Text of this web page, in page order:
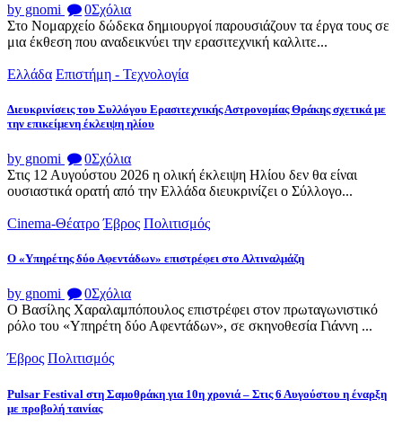
by gnomi 0Σχόλια
Στο Νομαρχείο δώδεκα δημιουργοί παρουσιάζουν τα έργα τους σε
μια έκθεση που αναδεικνύει την ερασιτεχνική καλλιτε...
Ελλάδα Επιστήμη - Τεχνολογία
Διευκρινίσεις του Συλλόγου Ερασιτεχνικής Αστρονομίας Θράκης σχετικά με
την επικείμενη έκλειψη ηλίου
by gnomi 0Σχόλια
Στις 12 Αυγούστου 2026 η ολική έκλειψη Ηλίου δεν θα είναι
ουσιαστικά ορατή από την Ελλάδα διευκρινίζει ο Σύλλογο...
Cinema-Θέατρο Έβρος Πολιτισμός
Ο «Υπηρέτης δύο Αφεντάδων» επιστρέφει στο Αλτιναλμάζη
by gnomi 0Σχόλια
Ο Βασίλης Χαραλαμπόπουλος επιστρέφει στον πρωταγωνιστικό
ρόλο του «Υπηρέτη δύο Αφεντάδων», σε σκηνοθεσία Γιάννη ...
Έβρος Πολιτισμός
Pulsar Festival στη Σαμοθράκη για 10η χρονιά – Στις 6 Αυγούστου η έναρξη
με προβολή ταινίας